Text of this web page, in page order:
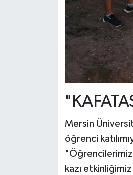
Mersin
öğrenci
kazı